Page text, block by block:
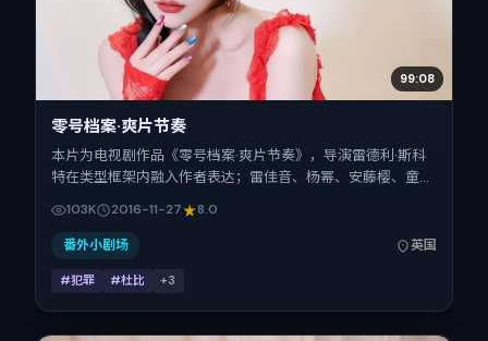
99:08
零号档案·爽片节奏
本片为电视剧作品《零号档案·爽片节奏》，导演雷德利·斯科
特在类型框架内融入作者表达；雷佳音、杨幂、安藤樱、童
主拍摄地与出品背景为英国。上映时间 2016年11月27日（公
映登记日 2016-11-27），全片132分钟，节奏张弛有度。
103K 2016-11-27 8.0
番外小剧场 英国
#犯罪 #杜比 +3